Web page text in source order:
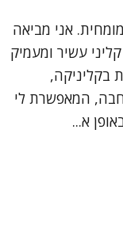
אני מביאה
עשיר ומעמיק
בקליניקה,
המאפשרת לי
א...